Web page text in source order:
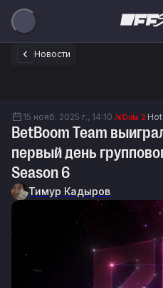
Новости
15 нояб. 2025 г., 14:10 Dota 2 Hot
BetBoom Team
первый день
Season 6
Тимур Кадыров